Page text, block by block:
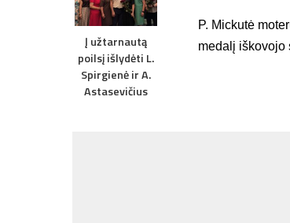
Į užtarnautą
poilsį išlydėti L.
Spirgienė ir A.
Astasevičius
P. Mickutė
medalį iškovojo